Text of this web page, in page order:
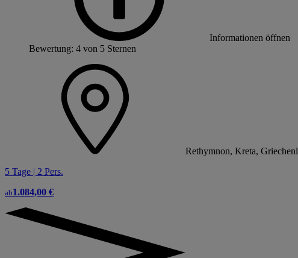
Informationen öffnen
Bewertung: 4 von 5 Sternen
Rethymnon, Kreta,
5 Tage | 2 Pers.
ab1.084,00 €